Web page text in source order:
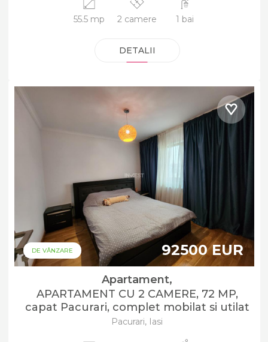
55.5 mp 2 camere 1 bai
DETALII
DE VÂNZARE 92500 EUR
Apartament,
APARTAMENT CU 2 CAMERE, 72 MP,
capat Pacurari, complet mobilat si utilat
Pacurari, Iasi